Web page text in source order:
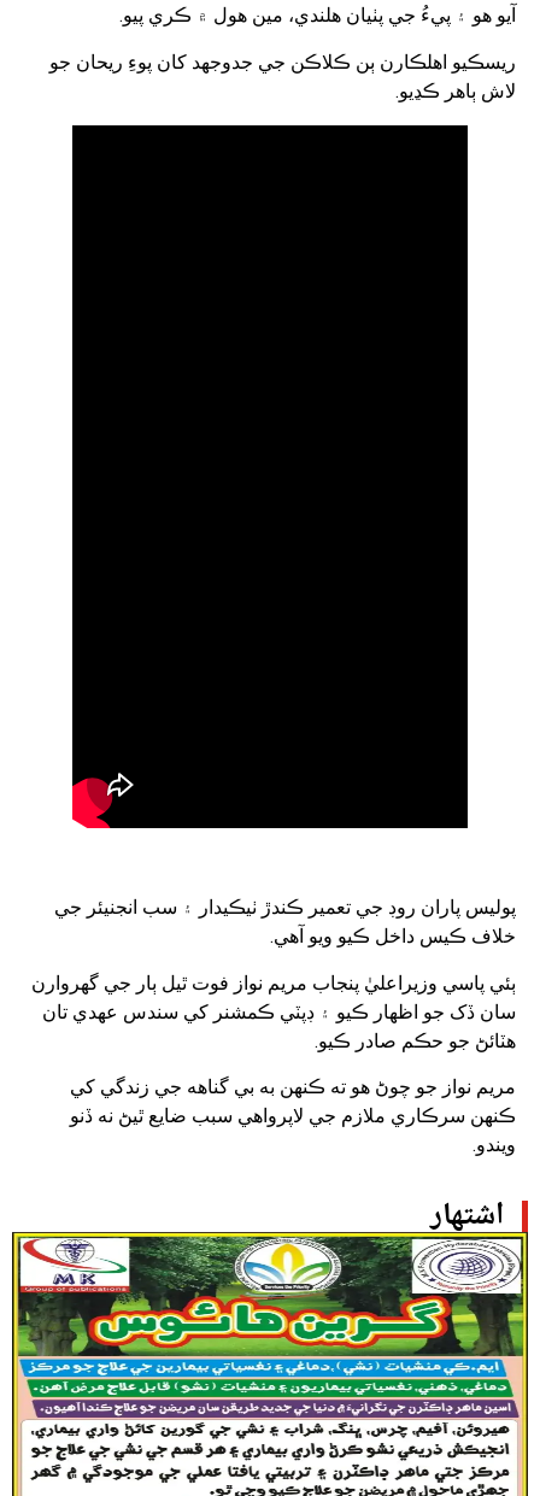
اشتهار
آيو هو ۽ پيءُ جي پٺيان هلندي، مين ھول ۾ ڪري پيو.
ريسڪيو اهلڪارن ٻن ڪلاڪن جي جدوجهد کان پوءِ ريحان جو
لاش ٻاهر ڪڍيو.
پوليس پاران روڊ جي تعمير ڪندڙ ٺيڪيدار ۽ سب انجنيئر جي
خلاف ڪيس داخل ڪيو ويو آهي.
ٻئي پاسي وزيراعليٰ پنجاب مريم نواز فوت ٿيل ٻار جي گهروارن
سان ڏک جو اظهار ڪيو ۽ ڊپٽي ڪمشنر کي سندس عهدي تان
هٽائڻ جو حڪم صادر ڪيو.
مريم نواز جو چوڻ هو ته ڪنهن به بي گناهه جي زندگي کي
ڪنهن سرڪاري ملازم جي لاپرواهي سبب ضايع ٿيڻ نه ڏنو
ويندو.